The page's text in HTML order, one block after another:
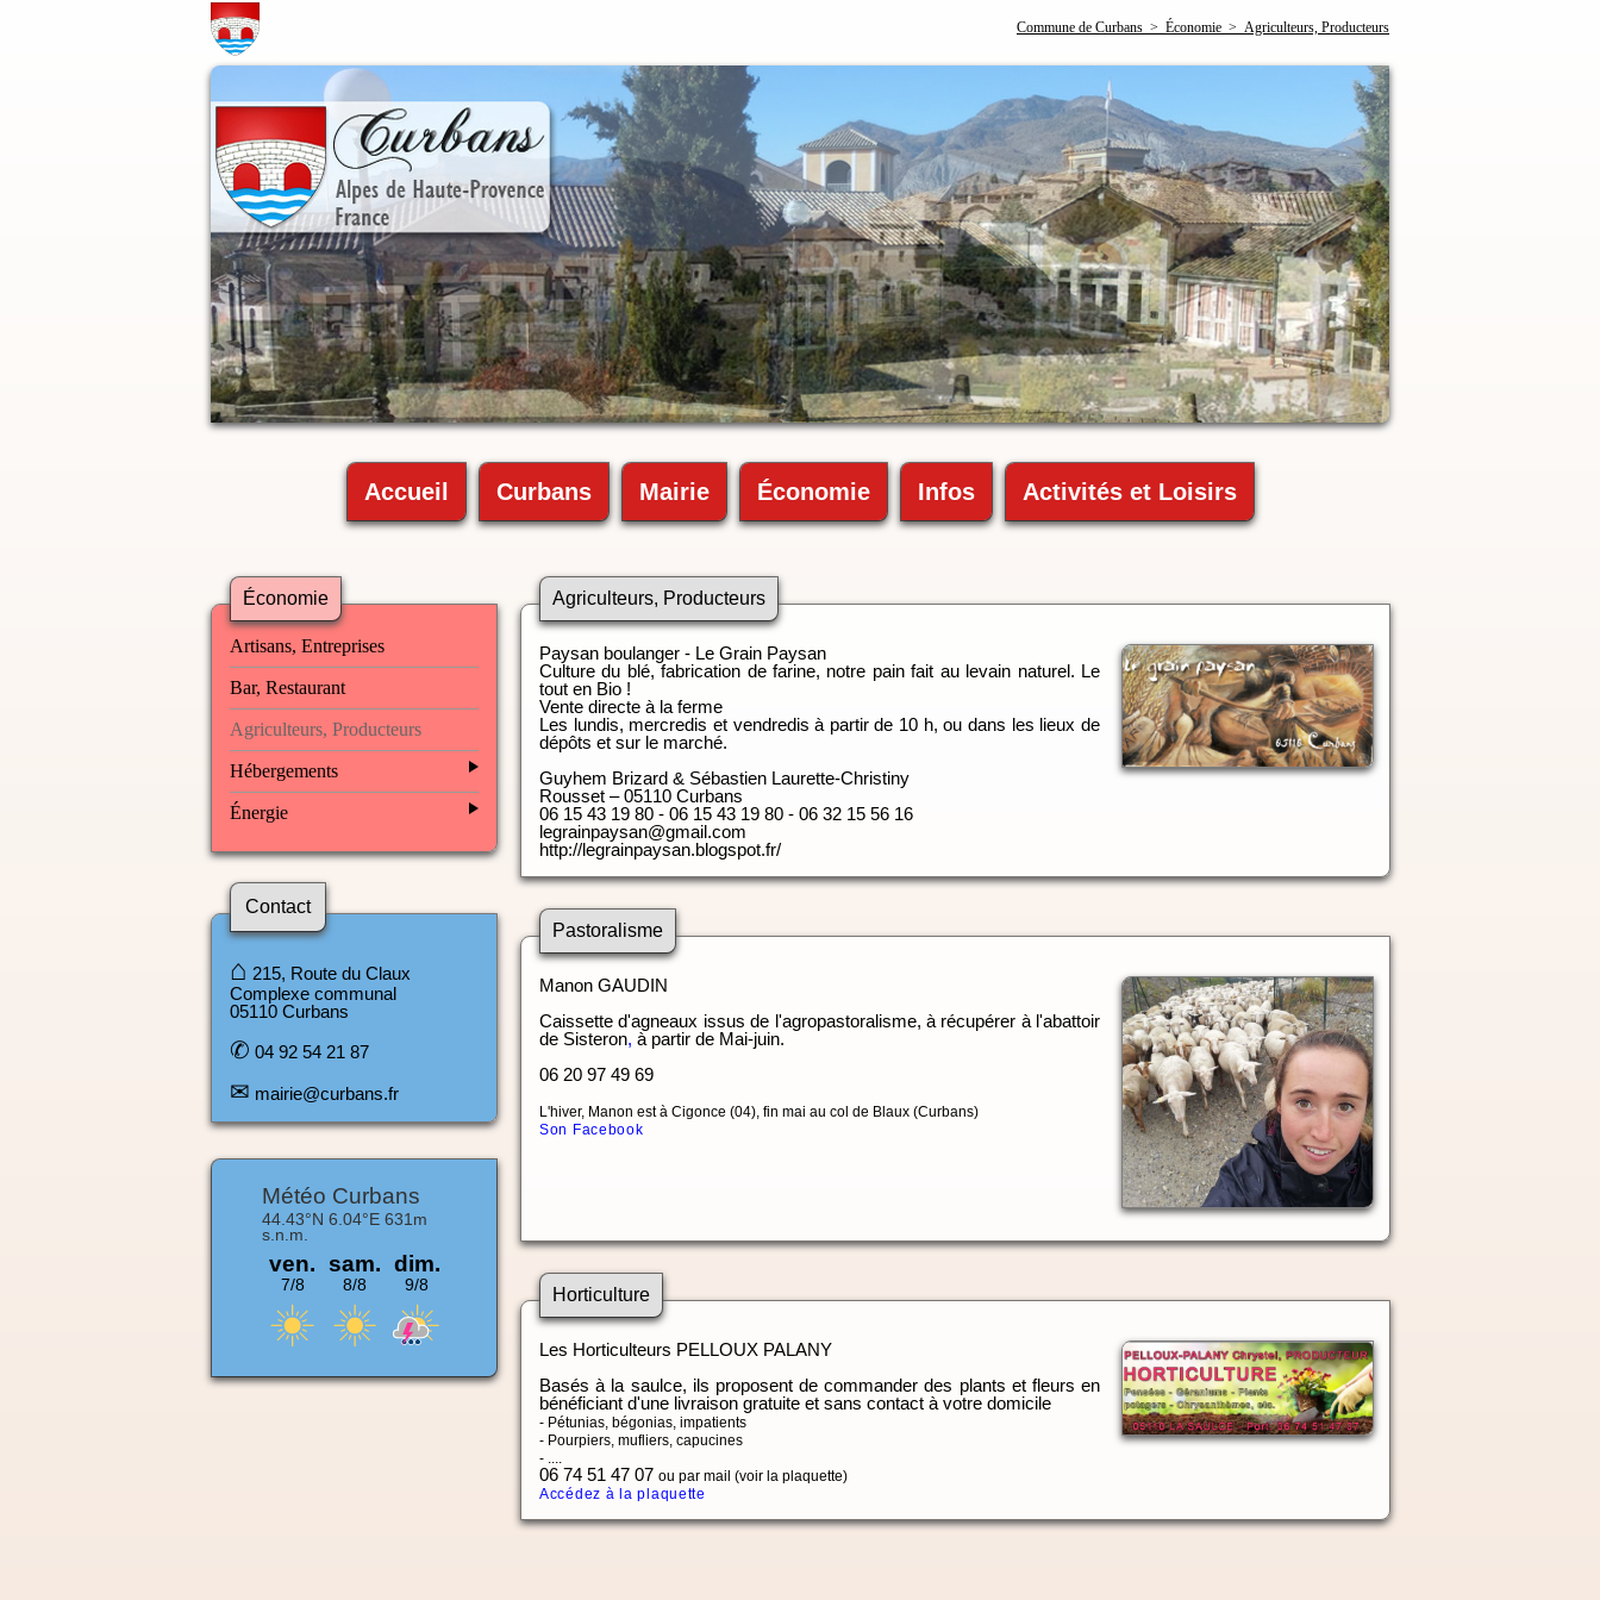
Commune de Curbans > Économie > Agriculteurs, Producteurs
Accueil Curbans Mairie Économie Infos Activités et Loisirs
Agriculteurs, Producteurs
Paysan boulanger - Le Grain Paysan
Culture du blé, fabrication de farine, notre pain fait au levain naturel. Le
tout en Bio !
Vente directe à la ferme
Les lundis, mercredis et vendredis à partir de 10 h, ou dans les lieux de
dépôts et sur le marché.
Guyhem Brizard & Sébastien Laurette-Christiny
Rousset – 05110 Curbans
06 15 43 19 80 - 06 15 43 19 80 - 06 32 15 56 16
legrainpaysan@gmail.com
http://legrainpaysan.blogspot.fr/
Pastoralisme
Manon GAUDIN
Caissette d'agneaux issus de l'agropastoralisme, à récupérer à l'abattoir
de Sisteron, à partir de Mai-juin.
06 20 97 49 69
L'hiver, Manon est à Cigonce (04), fin mai au col de Blaux (Curbans)
Son Facebook
Horticulture
Les Horticulteurs PELLOUX PALANY
Basés à la saulce, ils proposent de commander des plants et fleurs en
bénéficiant d'une livraison gratuite et sans contact à votre domicile
- Pétunias, bégonias, impatients
- Pourpiers, mufliers, capucines
- ....
06 74 51 47 07 ou par mail (voir la plaquette)
Accédez à la plaquette
Économie
Artisans, Entreprises
Bar, Restaurant
Agriculteurs, Producteurs
Hébergements
Énergie
Contact
⌂ 215, Route du Claux
Complexe communal
05110 Curbans
✆ 04 92 54 21 87
✉ mairie@curbans.fr